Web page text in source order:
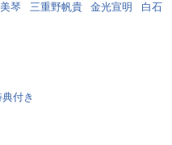
琴 三重野帆貴 金光宣明
白石
付き